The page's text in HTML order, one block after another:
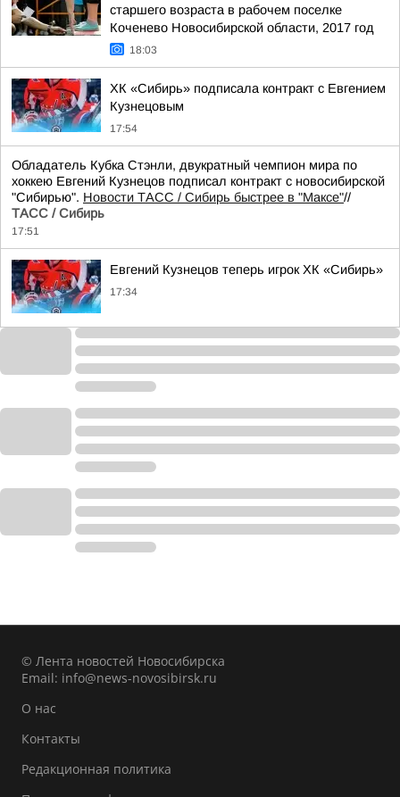
старшего возраста в рабочем поселке
Коченево Новосибирской области, 2017 год
18:03
ХК «Сибирь» подписала контракт с Евгением
Кузнецовым
17:54
Обладатель Кубка Стэнли, двукратный чемпион мира по
хоккею Евгений Кузнецов подписал контракт с новосибирской
"Сибирью". Новости ТАСС / Сибирь быстрее в "Mаксе"//
ТАСС / Сибирь
17:51
Евгений Кузнецов теперь игрок ХК «Сибирь»
17:34
© Лента новостей Новосибирска
Email: info@news-novosibirsk.ru
О нас
Контакты
Редакционная политика